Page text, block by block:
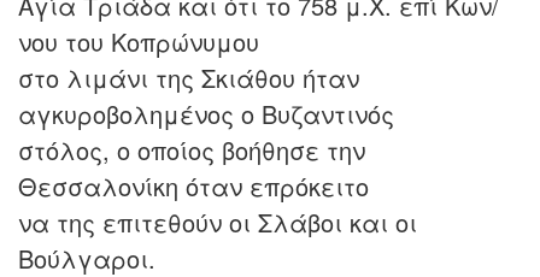
νου του Κοπρώνυμου
στο λιμάνι της Σκιάθου ήταν
αγκυροβολημένος ο Βυζαντινός
στόλος, ο οποίος βοήθησε την
Θεσσαλονίκη όταν επρόκειτο
να της επιτεθούν οι Σλάβοι και οι
Βούλγαροι.